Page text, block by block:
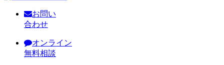
お問い
合わせ
オンライン
無料相談